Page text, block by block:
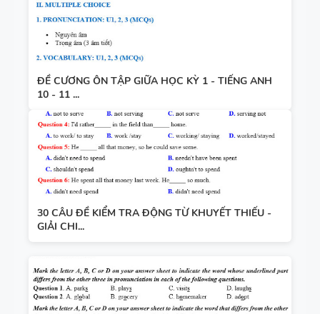
ĐỀ CƯƠNG ÔN TẬP GIỮA HỌC KỲ 1 - TIẾNG ANH
10 - 11 ...
30 CÂU ĐỀ KIỂM TRA ĐỘNG TỪ KHUYẾT THIẾU -
GIẢI CHI...